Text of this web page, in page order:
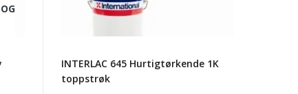
INTERLAC 645 Hurtigtørkende 1K
toppstrøk